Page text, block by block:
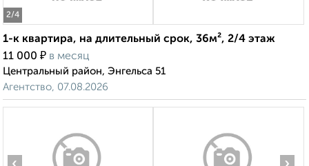
2/4
1-к квартира, на длительный срок, 36м², 2/4 этаж
11 000 ₽ в месяц
Центральный район, Энгельса 51
Агентство, 07.08.2026